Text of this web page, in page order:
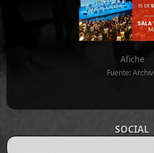
Afiche
Fuente:
SOCIAL